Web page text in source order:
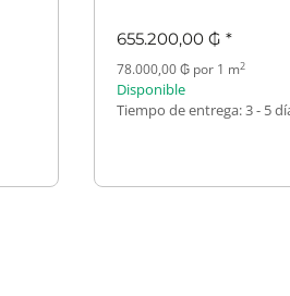
655.200,00 ₲ *
78.000,00 ₲ por 1 m2
Disponible
Tiempo de entrega:3 - 5